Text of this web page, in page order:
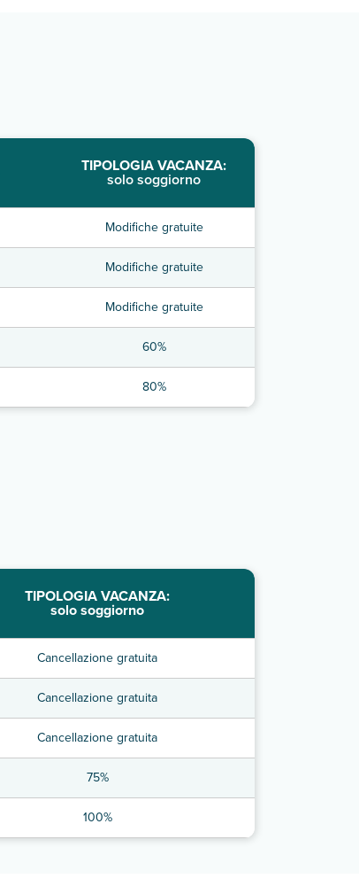
TIPOLOGIA VACANZA:
solo soggiorno
Modifiche gratuite
Modifiche gratuite
Modifiche gratuite
60%
80%
TIPOLOGIA VACANZA:
solo soggiorno
Cancellazione gratuita
Cancellazione gratuita
Cancellazione gratuita
75%
100%